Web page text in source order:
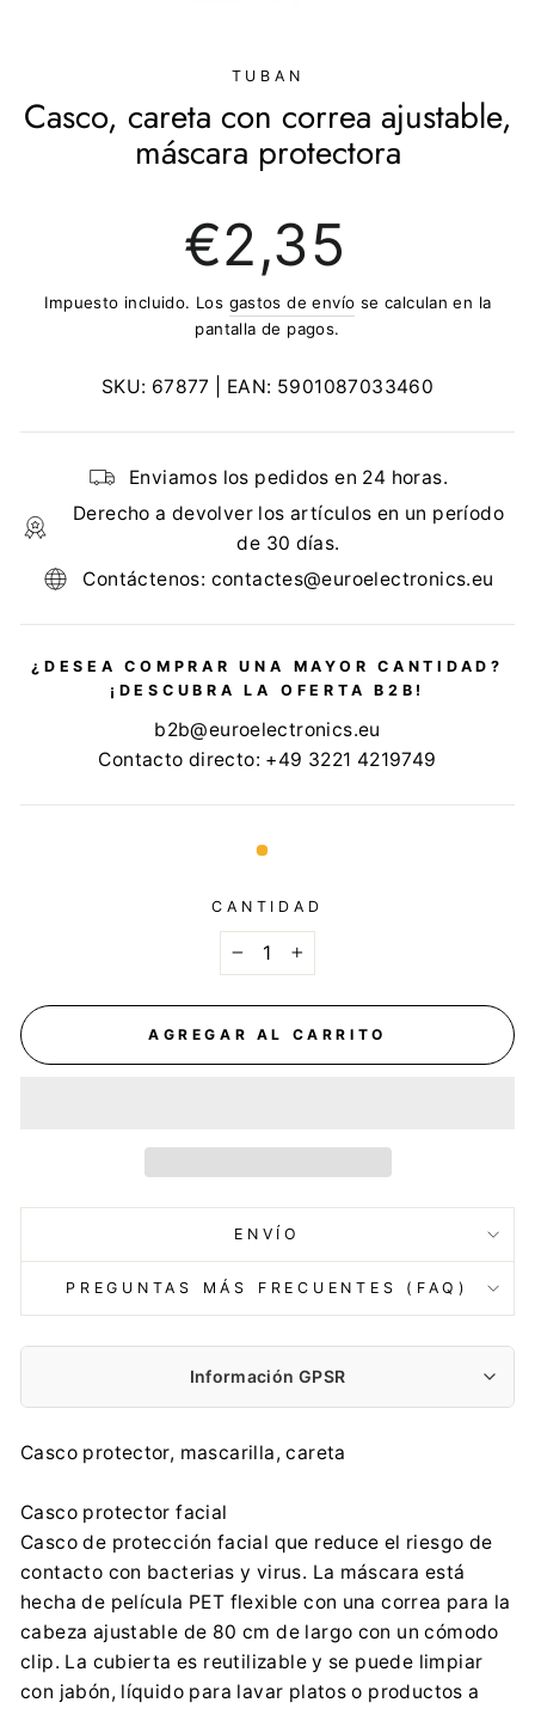
TUBAN
Casco, careta con correa ajustable,
máscara protectora
regular
€2,35
Impuesto incluido. Los gastos de envío se calculan en la
pantalla de pagos.
SKU: 67877 | EAN: 5901087033460
Enviamos los pedidos en 24 horas.
Derecho a devolver los artículos en un período
de 30 días.
Contáctenos: contactes@euroelectronics.eu
¿DESEA COMPRAR UNA MAYOR CANTIDAD?
¡DESCUBRA LA OFERTA B2B!
b2b@euroelectronics.eu
Contacto directo: +49 3221 4219749
CANTIDAD
+
AGREGAR AL CARRITO
ENVÍO
PREGUNTAS MÁS FRECUENTES (FAQ)
Información GPSR
Casco protector, mascarilla, careta
Casco protector facial
Casco de protección facial que reduce el riesgo de
contacto con bacterias y virus. La máscara está
hecha de película PET flexible con una correa para la
cabeza ajustable de 80 cm de largo con un cómodo
clip. La cubierta es reutilizable y se puede limpiar
con jabón, líquido para lavar platos o productos a